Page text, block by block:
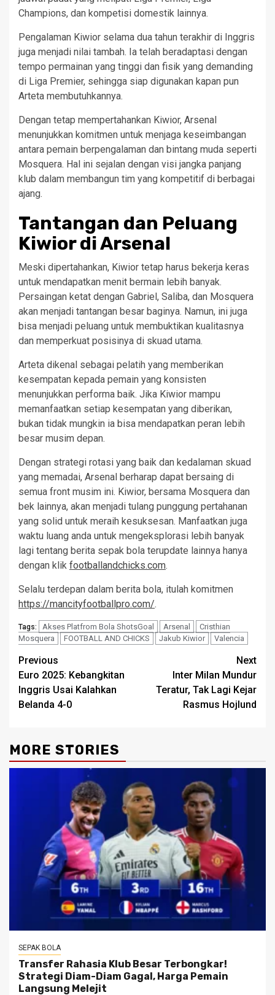
Champions, dan kompetisi domestik lainnya.
Pengalaman Kiwior selama dua tahun terakhir di Inggris
juga menjadi nilai tambah. Ia telah beradaptasi dengan
tempo permainan yang tinggi dan fisik yang demanding
di Liga Premier, sehingga siap digunakan kapan pun
Arteta membutuhkannya.
Dengan tetap mempertahankan Kiwior, Arsenal
menunjukkan komitmen untuk menjaga keseimbangan
antara pemain berpengalaman dan bintang muda seperti
Mosquera. Hal ini sejalan dengan visi jangka panjang
klub dalam membangun tim yang kompetitif di berbagai
ajang.
Tantangan dan Peluang
Kiwior di Arsenal
Meski dipertahankan, Kiwior tetap harus bekerja keras
untuk mendapatkan menit bermain lebih banyak.
Persaingan ketat dengan Gabriel, Saliba, dan Mosquera
akan menjadi tantangan besar baginya. Namun, ini juga
bisa menjadi peluang untuk membuktikan kualitasnya
dan memperkuat posisinya di skuad utama.
Arteta dikenal sebagai pelatih yang memberikan
kesempatan kepada pemain yang konsisten
menunjukkan performa baik. Jika Kiwior mampu
memanfaatkan setiap kesempatan yang diberikan,
bukan tidak mungkin ia bisa mendapatkan peran lebih
besar musim depan.
Dengan strategi rotasi yang baik dan kedalaman skuad
yang memadai, Arsenal berharap dapat bersaing di
semua front musim ini. Kiwior, bersama Mosquera dan
bek lainnya, akan menjadi tulang punggung pertahanan
yang solid untuk meraih kesuksesan. Manfaatkan juga
waktu luang anda untuk mengeksplorasi lebih banyak
lagi tentang berita sepak bola terupdate lainnya hanya
dengan klik footballandchicks.com.
Selalu terdepan dalam berita bola, itulah komitmen
https://mancityfootballpro.com/.
Tags: Akses Platfrom Bola ShotsGoal Arsenal
Cristhian
Mosquera
FOOTBALL AND CHICKS Jakub Kiwior Valencia
Post
navigation
Previous
Euro 2025: Kebangkitan
Inggris Usai Kalahkan
Belanda 4-0
Next
Inter Milan Mundur
Teratur, Tak Lagi Kejar
Rasmus Hojlund
MORE STORIES
SEPAK BOLA
Transfer Rahasia Klub Besar Terbongkar!
Strategi Diam-Diam Gagal, Harga Pemain
Langsung Melejit